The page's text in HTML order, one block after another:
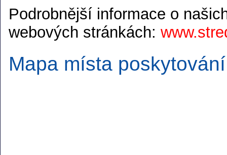
Podrobnější informace o
webových stránkách:
Mapa místa